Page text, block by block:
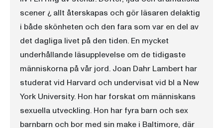
scener ¿ allt återskapas och gör läsaren delaktig
i både skönheten och den fara som var en del av
det dagliga livet på den tiden. En mycket
underhållande läsupplevelse om de tidigaste
människorna på vår jord. Joan Dahr Lambert har
studerat vid Harvard och undervisat vid bl a New
York University. Hon har forskat om människans
sexuella utveckling. Hon har fyra barn och sex
barnbarn och bor med sin make i Baltimore, där